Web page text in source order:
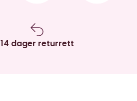
14 dager returrett